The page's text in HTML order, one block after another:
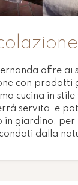
offre ai
con prodotti
cucina in
servita e
in giardino, per
dalla